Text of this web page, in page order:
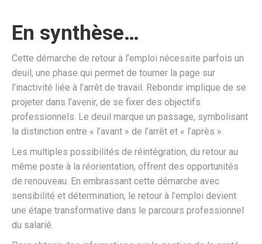
En synthèse…
Cette démarche de retour à l’emploi nécessite parfois un
deuil, une phase qui permet de tourner la page sur
l’inactivité liée à l’arrêt de travail. Rebondir implique de se
projeter dans l’avenir, de se fixer des objectifs
professionnels. Le deuil marque un passage, symbolisant
la distinction entre « l’avant » de l’arrêt et « l’après ».
Les multiples possibilités de réintégration, du retour au
même poste à la réorientation, offrent des opportunités
de renouveau. En embrassant cette démarche avec
sensibilité et détermination, le retour à l’emploi devient
une étape transformative dans le parcours professionnel
du salarié.